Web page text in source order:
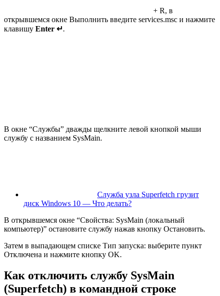
+ R, в
открывшемся окне Выполнить введите services.msc и нажмите
клавишу Enter ↵.
В окне “Службы” дважды щелкните левой кнопкой мыши
службу с названием SysMain.
Служба узла Superfetch грузит
диск Windows 10 — Что делать?
В открывшемся окне “Свойства: SysMain (локальный
компьютер)” остановите службу нажав кнопку Остановить.
Затем в выпадающем списке Тип запуска: выберите пункт
Отключена и нажмите кнопку OK.
Как отключить службу SysMain
(Superfetch) в командной строке